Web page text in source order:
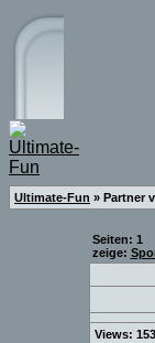
Ultimate-Fun » Partner
Seiten: 1
zeige:
Views: